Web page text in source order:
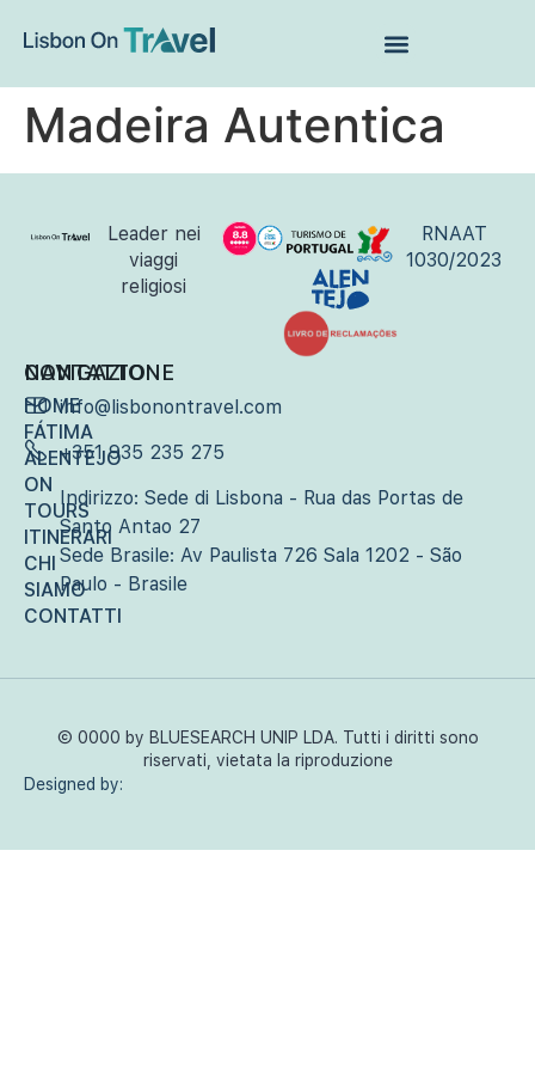
Madeira Autentica
Leader nei
viaggi
religiosi
RNAAT
1030/2023
NAVIGAZIONE
HOME
FÁTIMA
ALENTEJO
ON
TOURS
ITINERARI
CHI
SIAMO
CONTATTI
CONTATTO
info@lisbonontravel.com
+351 935 235 275
Indirizzo: Sede di Lisbona - Rua das Portas de
Santo Antao 27
Sede Brasile: Av Paulista 726 Sala 1202 - São
Paulo - Brasile
© 0000 by BLUESEARCH UNIP LDA. Tutti i diritti sono
riservati, vietata la riproduzione
Designed by: